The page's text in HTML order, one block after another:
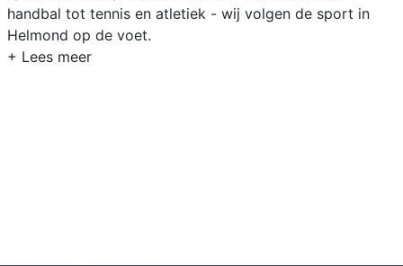
handbal tot tennis en atletiek - wij volgen de sport in
Helmond op de voet.